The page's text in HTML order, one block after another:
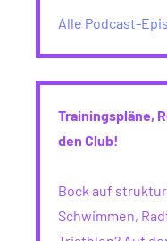
Alle Podcast-
Trainingspläne,
den Club!
Bock auf
Schwimmen,